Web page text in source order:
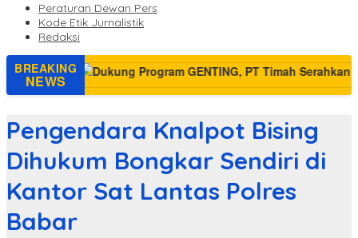
Peraturan Dewan Pers
Kode Etik Jurnalistik
Redaksi
BREAKING
NEWS
Pengendara Knalpot Bising
Dihukum Bongkar Sendiri di
Kantor Sat Lantas Polres
Babar